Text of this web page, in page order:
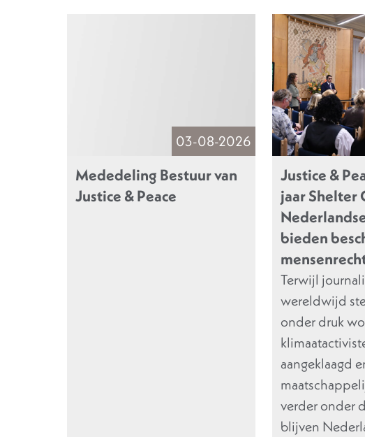
03-08-2026
Mededeling Bestuur van
Justice & Peace
Justice &
jaar Shelter
bieden
Terwijl
wereldwijd
onder druk
aangeklaagd
verder onder
blijven